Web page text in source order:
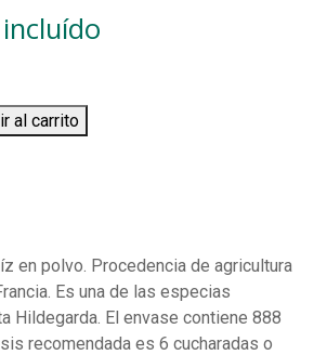
incluído
al carrito
en polvo. Procedencia de agricultura
Es una de las especias
Hildegarda. El envase contiene 888
recomendada es 6 cucharadas o